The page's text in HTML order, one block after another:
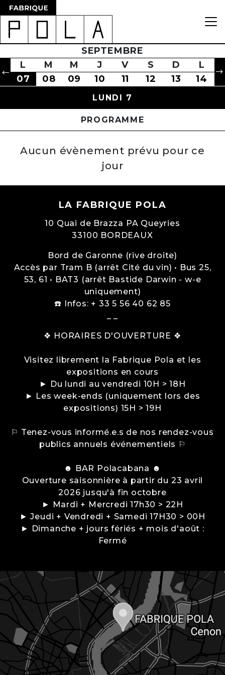
07
08
09
J
10
V
11
12
13
14
SEPTEMBRE
L
07
M
08
M
09
J
10
V
11
S
12
D
13
L
14
LUNDI 7
PROGRAMME
Aucun évènement prévu pour ce
jour
LA FABRIQUE POLA
10 Quai de Brazza PA Queyries
33100 BORDEAUX
Bord de Garonne (rive droite)
Accès par Tram B (arrêt Cité du vin) • Bus 25,
53, 61 • BAT3 (arrêt Bastide Darwin - w-e
uniquement)
☎️ Infos: + 33 5 56 40 62 85
❖ HORAIRES D'OUVERTURE ❖
Visitez librement la Fabrique Pola et les
expositions en cours
► Du lundi au vendredi 10H > 18H
► Les week-ends (uniquement lors des
expositions) 15H > 19H
⚐ Tenez-vous informé.e.s de nos rendez-vous
publics annuels événementiels ⚐
☻ BAR Polacabana ☻
Ouverture saisonnière à partir du 23 avril
2026 jusqu'à fin octobre
► Mardi + Mercredi 17h30 > 22H
► Jeudi + Vendredi + Samedi 17H30 > 00H
► Dimanche + jours fériés + mois d'août :
Fermé